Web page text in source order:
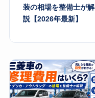
装の相場を整備士が解
説【2026年最新】